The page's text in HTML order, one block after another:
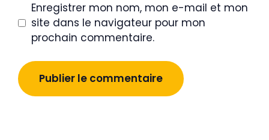
Enregistrer mon nom, mon e-mail et mon
site dans le navigateur pour mon
prochain commentaire.